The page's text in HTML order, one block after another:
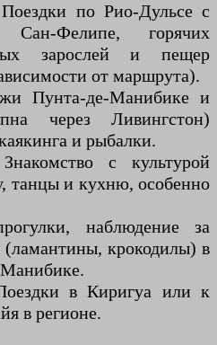
по Рио-Дульсе с
Фелипе, горячих
зарослей и пещер
от маршрута).
Пунта-де-Манибике и
через Ливингстон)
и рыбалки.
с культурой
танцы и кухню, особенно
наблюдение за
крокодилы) в
в Киригуа или к
в регионе.